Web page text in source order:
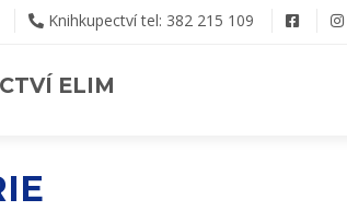
Knihkupectví tel: 382 215 109
ELIM